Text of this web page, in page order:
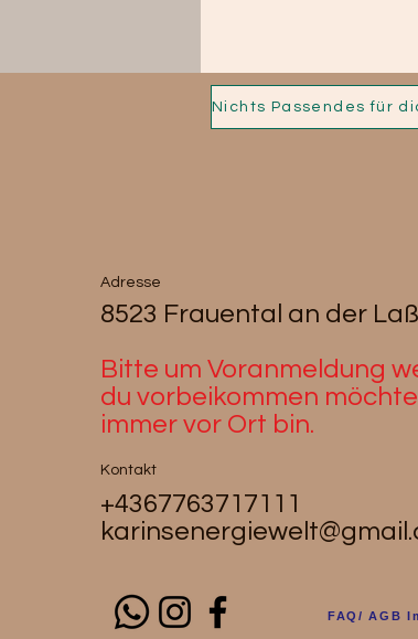
Adresse
8523 Frauental an der
Bitte um Voranmeldung
du vorbeikommen
immer vor Ort bin.
Kontakt
+4367763717111
FAQ/ AGB